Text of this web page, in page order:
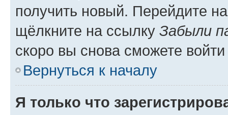
получить новый. Перейдите
щёлкните на ссылку Забыли
скоро вы снова сможете
Вернуться к началу
Я только что